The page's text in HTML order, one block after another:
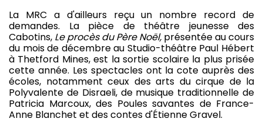
La MRC a d'ailleurs reçu un nombre record de
demandes. La pièce de théâtre jeunesse des
Cabotins, Le procès du Père Noël, présentée au cours
du mois de décembre au Studio-théâtre Paul Hébert
à Thetford Mines, est la sortie scolaire la plus prisée
cette année. Les spectacles ont la cote auprès des
écoles, notamment ceux des arts du cirque de la
Polyvalente de Disraeli, de musique traditionnelle de
Patricia Marcoux, des Poules savantes de France-
Anne Blanchet et des contes d'Étienne Gravel.